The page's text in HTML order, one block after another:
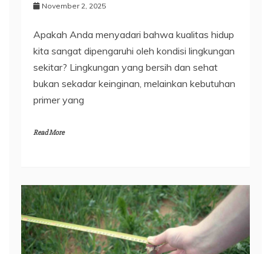
November 2, 2025
Apakah Anda menyadari bahwa kualitas hidup
kita sangat dipengaruhi oleh kondisi lingkungan
sekitar? Lingkungan yang bersih dan sehat
bukan sekadar keinginan, melainkan kebutuhan
primer yang
Read More